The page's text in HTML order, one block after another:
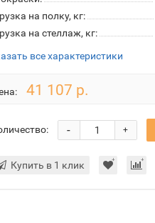
на полку, кг:
на стеллаж, кг:
все характеристики
41 107 р.
+
-
Купить в 1 клик